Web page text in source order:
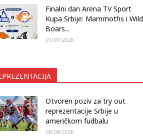
Finalni dan Arena TV Sport
Kupa Srbije: Mammoths i Wild
Boars...
01/07/2026
Otvoren poziv za try out
reprezentacije Srbije u
američkom fudbalu
06/08/2026